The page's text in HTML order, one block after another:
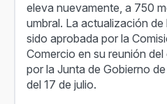
eleva nuevamente, a 750
umbral. La actualización
sido aprobada por la
Comercio en su reunión
por la Junta de Gobierno
del 17 de julio.